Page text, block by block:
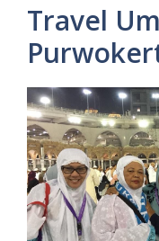
Travel